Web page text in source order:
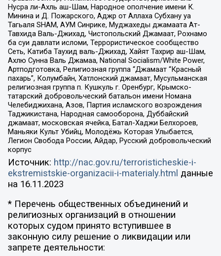
Нусра ли-Ахль аш-Шам, Народное ополчение имени К.
Минина и Д. Пожарского, Аджр от Аллаха Субхану уа
Тагьаля SHAM, АУМ Синрике, Муджахеды джамаата Ат-
Тавхида Валь-Джихад, Чистопольский Джамаат, Рохнамо
ба суи давлати исломи, Террористическое сообщество
Сеть, Катиба Таухид валь-Джихад, Хайят Тахрир аш-Шам,
Ахлю Сунна Валь Джамаа, National Socialism/White Power,
Артподготовка, Религиозная группа “Джамаат “Красный
пахарь”, Колумбайн, Хатлонский джамаат, Мусульманская
религиозная группа п. Кушкуль г. Оренбург, Крымско-
татарский добровольческий батальон имени Номана
Челебиджихана, Азов, Партия исламского возрождения
Таджикистана, Народная самооборона, Дуббайский
джамаат, московская ячейка, Батал-Хаджи Белхороев,
Маньяки Культ Убийц, Молодёжь Которая Улыбается,
Легион Свобода России, Айдар, Русский добровольческий
корпус
Источник: http://nac.gov.ru/terroristicheskie-i-
ekstremistskie-organizacii-i-materialy.html данные
на 16.11.2023
* Перечень общественных объединений и
религиозных организаций в отношении
которых судом принято вступившее в
законную силу решение о ликвидации или
запрете деятельности: